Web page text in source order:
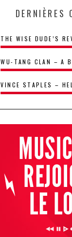
DERNIÈRES
THE WISE DUDE’S
WU-TANG CLAN – A
VINCE STAPLES –